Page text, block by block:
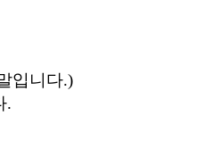
입니다.)
.